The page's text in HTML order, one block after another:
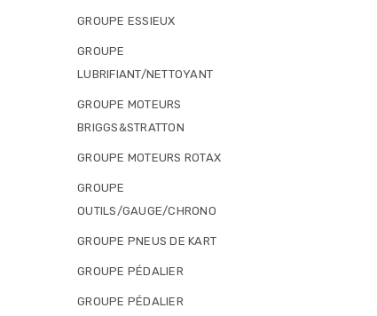
GROUPE ESSIEUX
GROUPE
LUBRIFIANT/NETTOYANT
GROUPE MOTEURS
BRIGGS&STRATTON
GROUPE MOTEURS ROTAX
GROUPE
OUTILS/GAUGE/CHRONO
GROUPE PNEUS DE KART
GROUPE PÉDALIER
GROUPE PÉDALIER